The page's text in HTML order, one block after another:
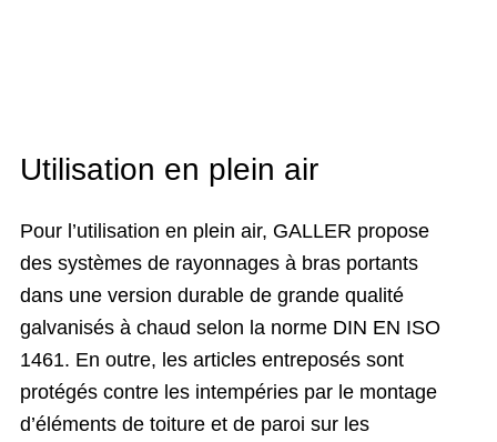
Utilisation en plein air
Pour l’utilisation en plein air, GALLER propose
des systèmes de rayonnages à bras portants
dans une version durable de grande qualité
galvanisés à chaud selon la norme DIN EN ISO
1461. En outre, les articles entreposés sont
protégés contre les intempéries par le montage
d’éléments de toiture et de paroi sur les